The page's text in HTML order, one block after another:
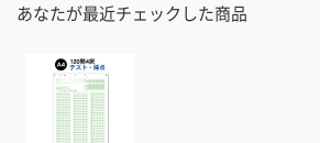
あなたが最近チェックした商品